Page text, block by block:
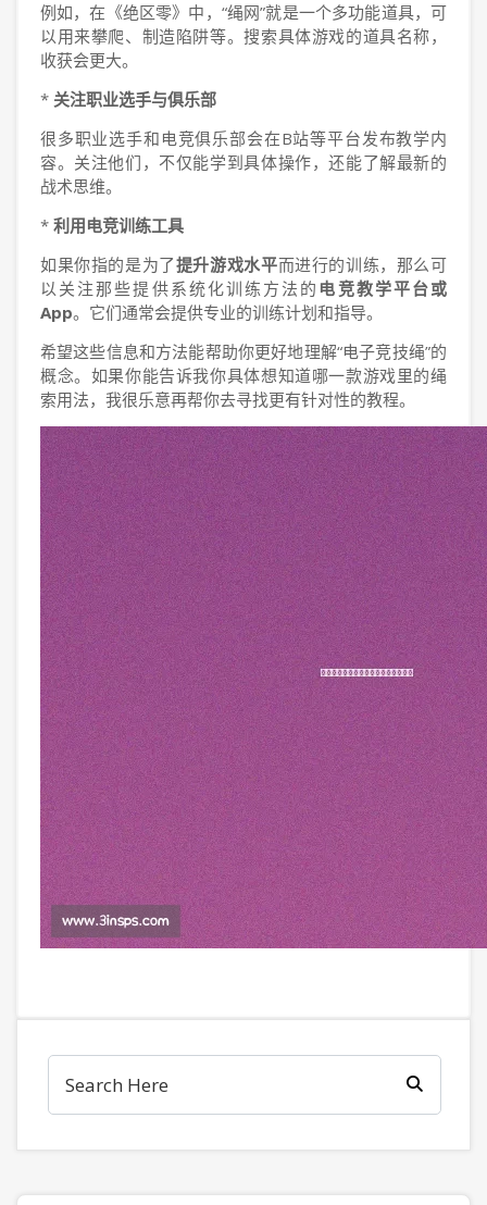
例如，在《绝区零》中，“绳网”就是一个多功能道具，可
以用来攀爬、制造陷阱等。搜索具体游戏的道具名称，
收获会更大。
* 关注职业选手与俱乐部
很多职业选手和电竞俱乐部会在B站等平台发布教学内
容。关注他们，不仅能学到具体操作，还能了解最新的
战术思维。
* 利用电竞训练工具
如果你指的是为了提升游戏水平而进行的训练，那么可
以关注那些提供系统化训练方法的 电竞教学平台或
App。它们通常会提供专业的训练计划和指导。
希望这些信息和方法能帮助你更好地理解“电子竞技绳”的
概念。如果你能告诉我你具体想知道哪一款游戏里的绳
索用法，我很乐意再帮你去寻找更有针对性的教程。